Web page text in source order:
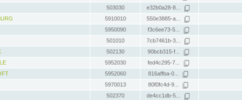
503030 e32b0a28-8...
5910010 550e3885-a...
5950090 f3c6ee73-5...
501010 7cb7461b-3...
502130 90bcb315-f...
5952030 fed4c295-7...
5952060 816affba-0...
5970013 80f0fc4d-9...
502370 de4cc1db-5...